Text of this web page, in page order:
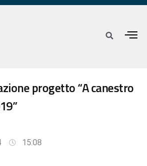
progetto “A canestro
15:08